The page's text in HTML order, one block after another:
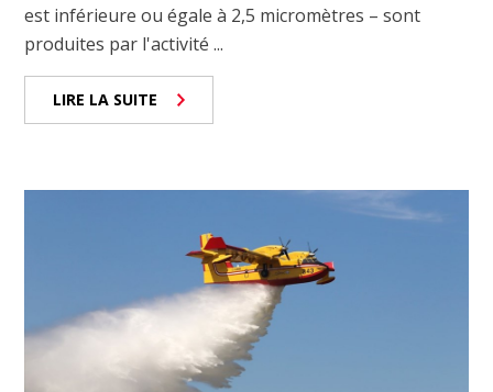
est inférieure ou égale à 2,5 micromètres – sont
produites par l'activité ...
LIRE LA SUITE